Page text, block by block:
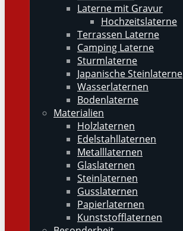
Laterne mit Gravur
Hochzeitslaterne
Terrassen Laterne
Camping Laterne
Sturmlaterne
Japanische Steinlaterne
Wasserlaternen
Bodenlaterne
Materialien
Holzlaternen
Edelstahllaternen
Metalllaternen
Glaslaternen
Steinlaternen
Gusslaternen
Papierlaternen
Kunststofflaternen